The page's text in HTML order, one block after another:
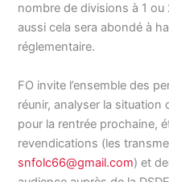
nombre de divisions à 1 ou
aussi cela sera abondé à
réglementaire.
FO invite l’ensemble des
réunir, analyser la situation
pour la rentrée prochaine,
revendications (les
snfolc66@gmail.com) et